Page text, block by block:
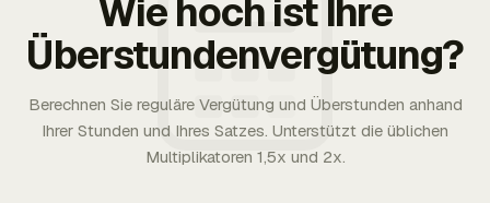
Wie hoch ist Ihre
Überstundenvergütung?
Berechnen Sie reguläre Vergütung und Überstunden anhand
Ihrer Stunden und Ihres Satzes. Unterstützt die üblichen
Multiplikatoren 1,5x und 2x.